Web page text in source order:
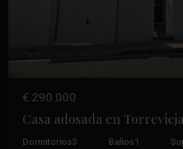
€ 290.000
Casa adosada en
Dormitorios3 Baños 1